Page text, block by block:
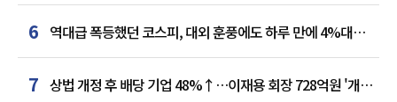
6 역대급 폭등했던 코스피, 대외 훈풍에도 하루 만에 4%대
급락
7 상법 개정 후 배당 기업 48%↑…이재용 회장 728억원 '개인